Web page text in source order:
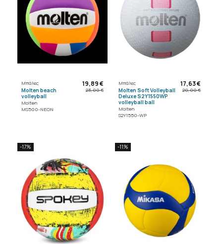
Μπάλες
Molten beach
volleyball
Molten
MS500-NEON
19,89 €
23,00 €
Μπάλες
Molten Soft Volleyball
Deluxe S2Y1550WP
volleyball ball
Molten
S2Y1550-WP
17,63 €
20,00 €
-17% -11%